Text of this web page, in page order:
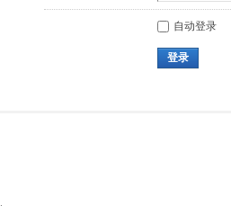
自动登录
登录